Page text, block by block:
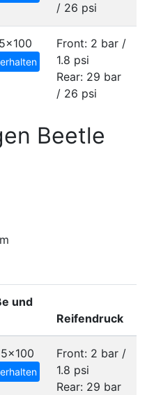
/ 26 psi
5x100
Front: 2 bar /
1.8 psi
Rear: 29 bar
/ 26 psi
Beetle
und
Reifendruck
5x100
Front: 2 bar /
1.8 psi
Rear: 29 bar